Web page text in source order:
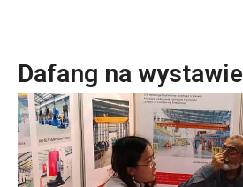
Dafang na wystawie